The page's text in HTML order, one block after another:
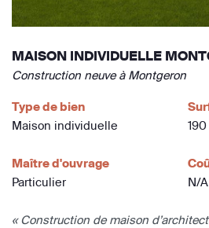
MAISON INDIVIDUELLE
Construction neuve à Montgeron
Type de bien
Maison individuelle
Maître d'ouvrage
Particulier
N/A
« Construction de maison